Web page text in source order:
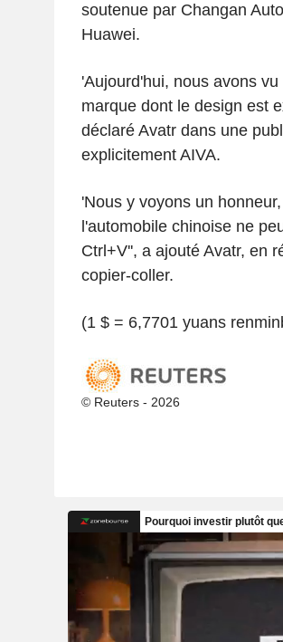
soutenue par Changan
Huawei.
'Aujourd'hui, nous avons
marque dont le design est
déclaré Avatr dans une
explicitement AIVA.
'Nous y voyons un
l'automobile chinoise ne
Ctrl+V'', a ajouté Avatr, en
copier-coller.
(1 $ = 6,7701 yuans
© Reuters - 2026